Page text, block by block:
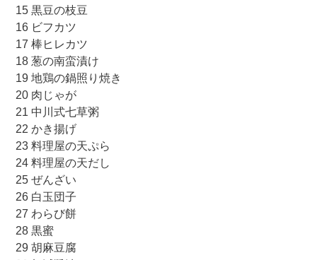
15 黒豆の枝豆
16 ビフカツ
17 棒ヒレカツ
18 葱の南蛮漬け
19 地鶏の鍋照り焼き
20 肉じゃが
21 中川式七草粥
22 かき揚げ
23 料理屋の天ぷら
24 料理屋の天だし
25 ぜんざい
26 白玉団子
27 わらび餅
28 黒蜜
29 胡麻豆腐